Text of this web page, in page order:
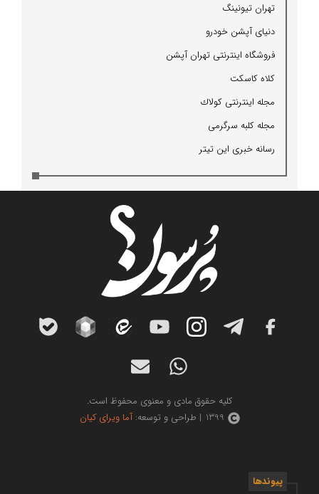
تهران تیونینگ
دنیای آپشن خودرو
فروشگاه اینترنتی تهران آپشن
كلاه كاسكت
مجله اینترنتی كولاك
مجله كلبه سرگرمی
رسانه خبری این تیتر
کلیه حقوق مادی و معنوی محفوظ است.
1399 | طراحی و توسعه:
آما ویرای کیان
پیوندها